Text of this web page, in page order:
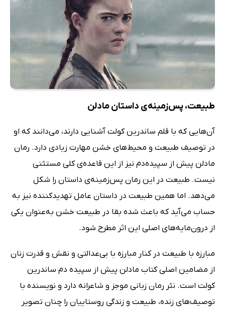
طبیعت، پس‌زمینه‌ی داستان مادلن
آن‌هایی که با قلم ساندرین کولت آشنایی دارند، می‌دانند که او
در توصیف طبیعت و محیط‌های خشن مهارت زیادی دارد. رمان
مادلن پیش از سپیده‌دم نیز از این قاعده‌ی کلی مستثنی
نیست. طبیعت در این رمان پس‌زمینه‌ی داستان را شکل
می‌دهد. اما همین طبیعت در داستان عامل تهدیدکننده نیز به
حساب می‌آید که باعث شده بقا در طبیعت خشن به‌عنوان یکی
از درون‌مایه‌های اصلی این اثر مطرح شود.
مبارزه با طبیعت در کنار مبارزه با بی‌عدالتی و نقش و قدرت زنان
از مضامین اصلی کتاب مادلن پیش از سپیده دم ساندرین
کولت است. نثر رمان زبانی موجز و شاعرانه دارد و نویسنده با
توصیف‌های زنده، طبیعت و زندگی روستاییان را چنان تصویر